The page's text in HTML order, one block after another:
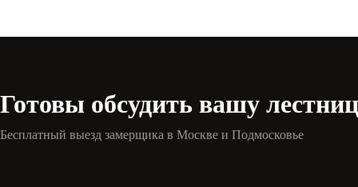
Готовы обсудить вашу
Бесплатный выезд замерщика в Москве и Подмосковье